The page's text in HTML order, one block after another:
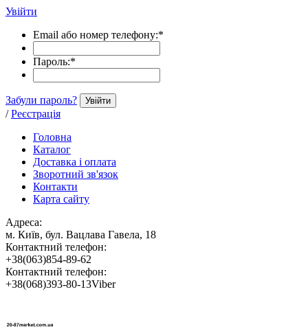
Увійти
Email або номер телефону:*
Пароль:*
Забули пароль? Увійти
/ Реєстрація
Головна
Каталог
Доставка і оплата
Зворотний зв'язок
Контакти
Карта сайту
Адреса:
м. Київ, бул. Вацлава Гавела, 18
Контактний телефон:
+38(063)854-89-62
Контактний телефон:
+38(068)393-80-13Viber